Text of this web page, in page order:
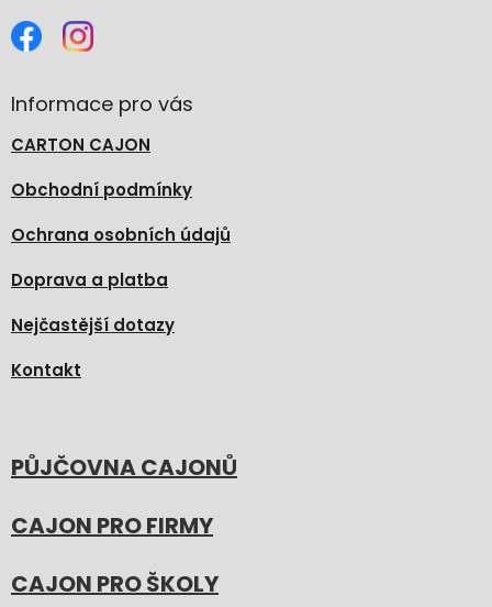
Informace pro vás
CARTON CAJON
Obchodní podmínky
Ochrana osobních údajů
Doprava a platba
Nejčastější dotazy
Kontakt
PŮJČOVNA CAJONŮ
CAJON PRO FIRMY
CAJON PRO ŠKOLY